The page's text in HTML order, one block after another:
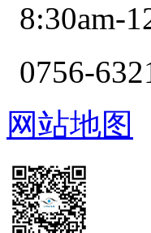
8:30am-
0756-
网站地图